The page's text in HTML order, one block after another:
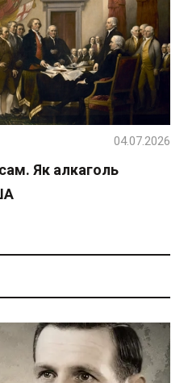
Як алкаголь
04.07.2026